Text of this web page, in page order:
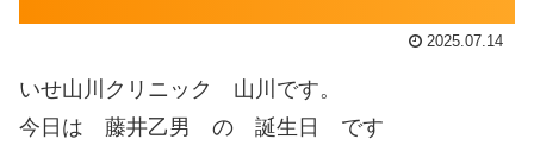
2025.07.14
いせ山川クリニック 山川です。
今日は 藤井乙男 の 誕生日 です